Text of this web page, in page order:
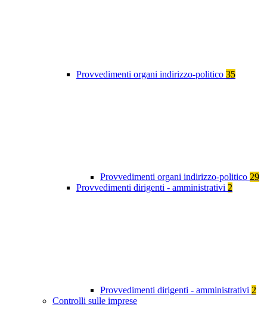
Provvedimenti organi indirizzo-politico 35
Provvedimenti organi indirizzo-politico 29
Provvedimenti dirigenti - amministrativi 2
Provvedimenti dirigenti - amministrativi 2
Controlli sulle imprese